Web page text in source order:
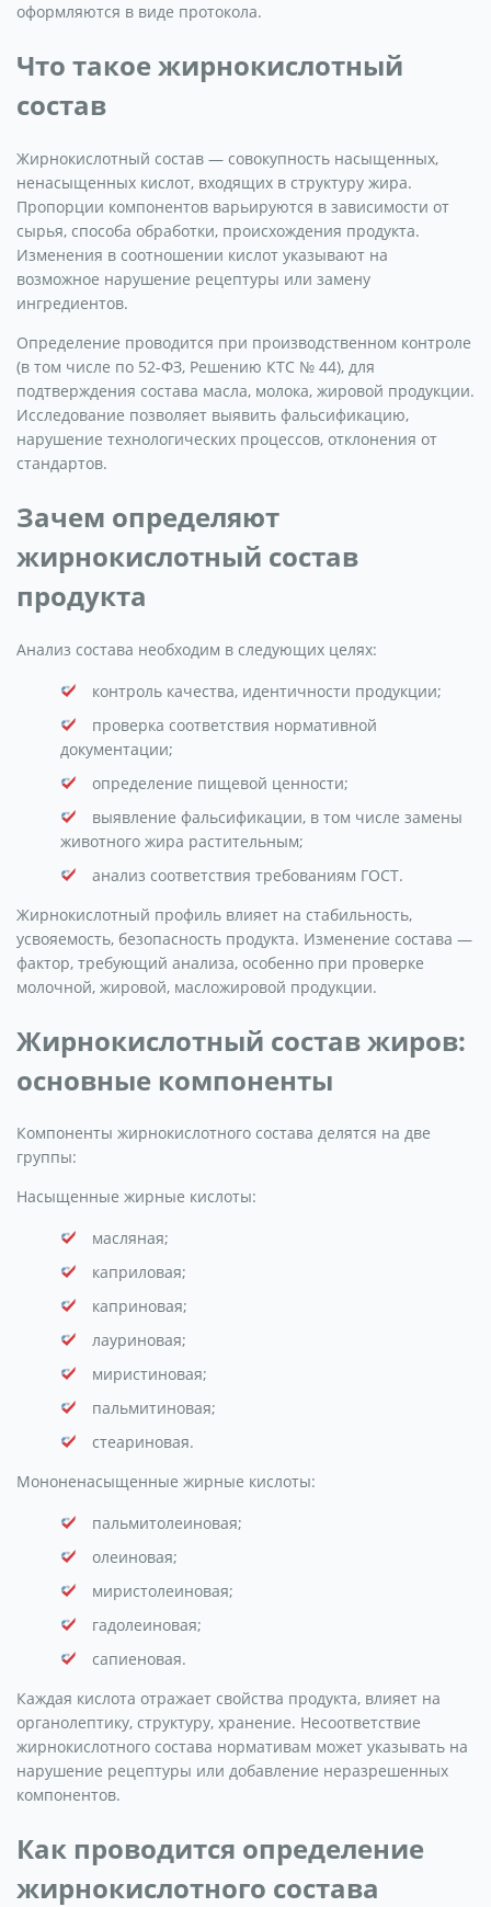
оформляются в виде протокола.
Что такое жирнокислотный
состав
Жирнокислотный состав — совокупность насыщенных,
ненасыщенных кислот, входящих в структуру жира.
Пропорции компонентов варьируются в зависимости от
сырья, способа обработки, происхождения продукта.
Изменения в соотношении кислот указывают на
возможное нарушение рецептуры или замену
ингредиентов.
Определение проводится при производственном контроле
(в том числе по 52-ФЗ, Решению КТС № 44), для
подтверждения состава масла, молока, жировой продукции.
Исследование позволяет выявить фальсификацию,
нарушение технологических процессов, отклонения от
стандартов.
Зачем определяют
жирнокислотный состав
продукта
Анализ состава необходим в следующих целях:
контроль качества, идентичности продукции;
проверка соответствия нормативной
документации;
определение пищевой ценности;
выявление фальсификации, в том числе замены
животного жира растительным;
анализ соответствия требованиям ГОСТ.
Жирнокислотный профиль влияет на стабильность,
усвояемость, безопасность продукта. Изменение состава —
фактор, требующий анализа, особенно при проверке
молочной, жировой, масложировой продукции.
Жирнокислотный состав жиров:
основные компоненты
Компоненты жирнокислотного состава делятся на две
группы:
Насыщенные жирные кислоты:
масляная;
каприловая;
каприновая;
лауриновая;
миристиновая;
пальмитиновая;
стеариновая.
Мононенасыщенные жирные кислоты:
пальмитолеиновая;
олеиновая;
миристолеиновая;
гадолеиновая;
сапиеновая.
Каждая кислота отражает свойства продукта, влияет на
органолептику, структуру, хранение. Несоответствие
жирнокислотного состава нормативам может указывать на
нарушение рецептуры или добавление неразрешенных
компонентов.
Как проводится определение
жирнокислотного состава